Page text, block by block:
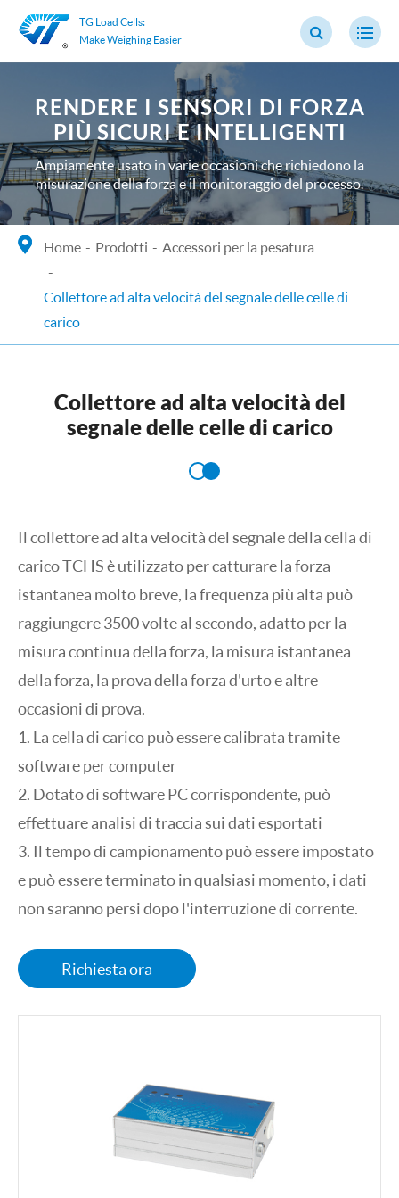
TG Load Cells:
Make Weighing Easier
RENDERE I SENSORI DI FORZA
PIÙ SICURI E INTELLIGENTI
Ampiamente usato in varie occasioni che richiedono la
misurazione della forza e il monitoraggio del processo.
Home Prodotti Accessori per la pesatura
Collettore ad alta velocità del segnale delle celle di
carico
Collettore ad alta velocità del
segnale delle celle di carico
Il collettore ad alta velocità del segnale della cella di
carico TCHS è utilizzato per catturare la forza
istantanea molto breve, la frequenza più alta può
raggiungere 3500 volte al secondo, adatto per la
misura continua della forza, la misura istantanea
della forza, la prova della forza d'urto e altre
occasioni di prova.
1. La cella di carico può essere calibrata tramite
software per computer
2. Dotato di software PC corrispondente, può
effettuare analisi di traccia sui dati esportati
3. Il tempo di campionamento può essere impostato
e può essere terminato in qualsiasi momento, i dati
non saranno persi dopo l'interruzione di corrente.
Richiesta ora